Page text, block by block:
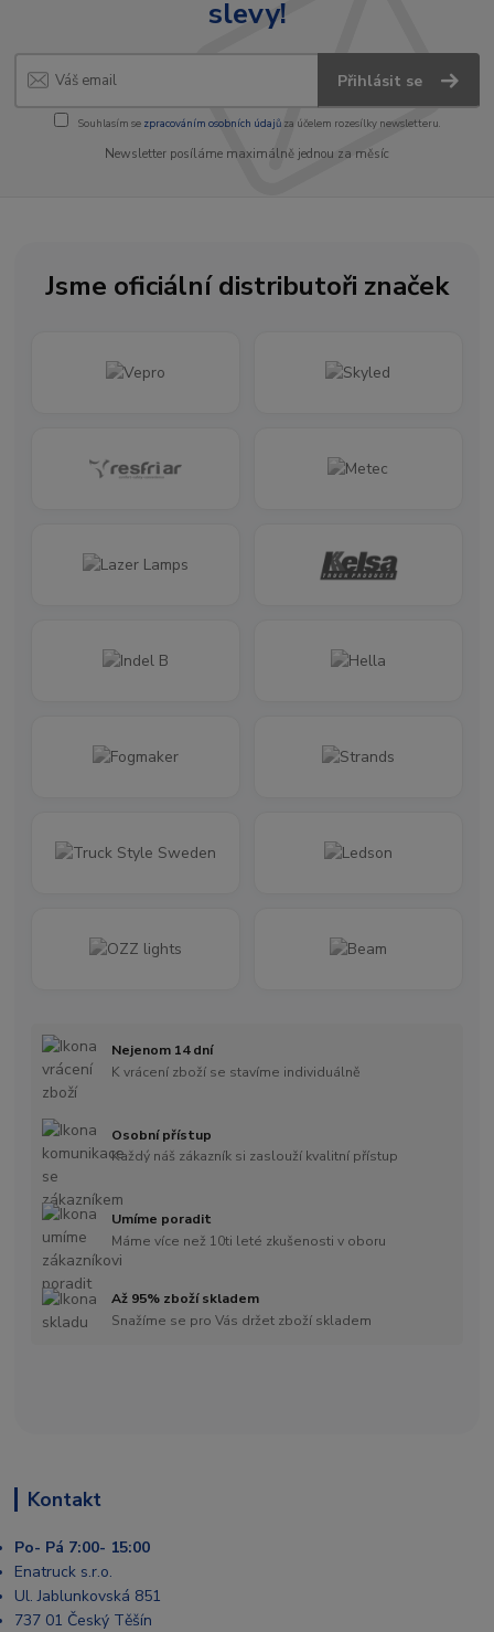
slevy!
Přihlásit se
Souhlasím se zpracováním osobních údajůza účelem rozesílky newsletteru.
Newsletter posíláme maximálně jednou za měsíc
Jsme oficiální distributoři značek
Nejenom 14 dní
K vrácení zboží se stavíme individuálně
Osobní přístup
Každý náš zákazník si zaslouží kvalitní přístup
Umíme poradit
Máme více než 10ti leté zkušenosti v oboru
Až 95% zboží skladem
Snažíme se pro Vás držet zboží skladem
Kontakt
Po- Pá 7:00- 15:00
Enatruck s.r.o.
Ul. Jablunkovská 851
737 01 Český Těšín